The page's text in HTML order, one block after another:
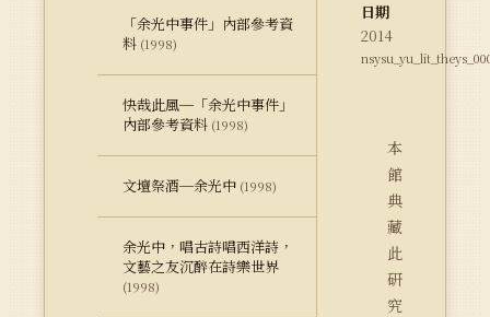
「余光中事件」內部參考資
料 (1998)
快哉此風─「余光中事件」
內部參考資料 (1998)
文壇祭酒─余光中 (1998)
余光中，唱古詩唱西洋詩，
文藝之友沉醉在詩樂世界
(1998)
日期
2014
本
館
典
藏
此
研
究